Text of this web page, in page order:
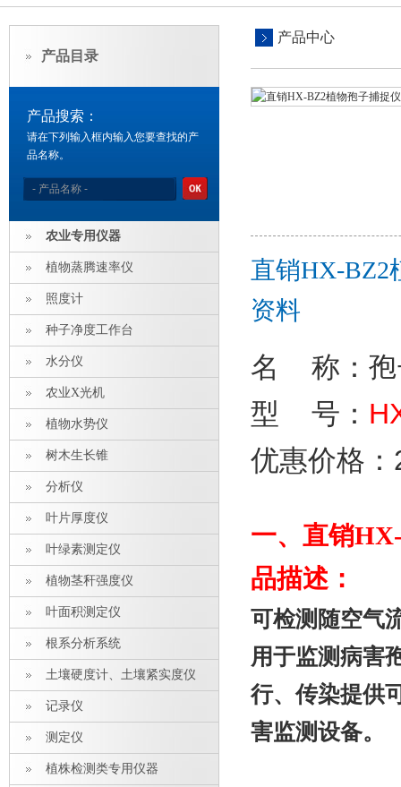
产品目录
产品搜索：
请在下列输入框内输入您要查找的产
品名称。
农业专用仪器
植物蒸腾速率仪
照度计
种子净度工作台
水分仪
农业X光机
植物水势仪
树木生长锥
分析仪
叶片厚度仪
叶绿素测定仪
植物茎秆强度仪
叶面积测定仪
根系分析系统
土壤硬度计、土壤紧实度仪
记录仪
测定仪
植株检测类专用仪器
产品中心
直销HX-BZ2
资料
名 称：
型 号：
优惠价格
一、 直销
品描述：
可检测随空气
用于监测病害
行、传染提供
害监测设备。